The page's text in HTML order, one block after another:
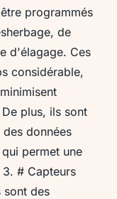
programmés
de
d'élagage. Ces
considérable,
plus, ils sont
données
permet une
# Capteurs
sont des